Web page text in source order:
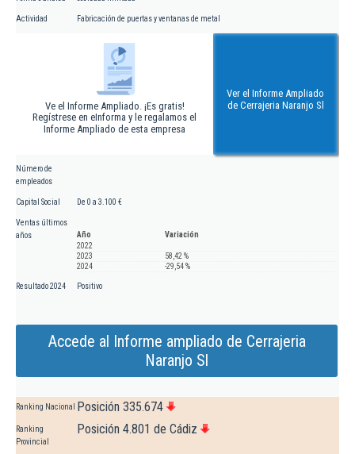
Actividad Fabricación de puertas y ventanas de metal
Ve el Informe Ampliado. ¡Es gratis!
Regístrese en eInforma y le regalamos el
Informe Ampliado de esta empresa
Ver el Informe Ampliado
de Cerrajeria Naranjo Sl
Número de
empleados
Capital Social De 0 a 3.100 €
Ventas últimos
años
Año
Variación
2022
2023
58,42 %
2024
-29,54 %
Resultado 2024 Positivo
Accede al Informe ampliado de Cerrajeria
Naranjo Sl
Ranking Nacional Posición 335.674
Ranking
Provincial
Posición 4.801 de Cádiz